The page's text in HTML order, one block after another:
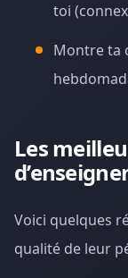
toi
Montre ta
Les
Voici quelques
qualité de leur